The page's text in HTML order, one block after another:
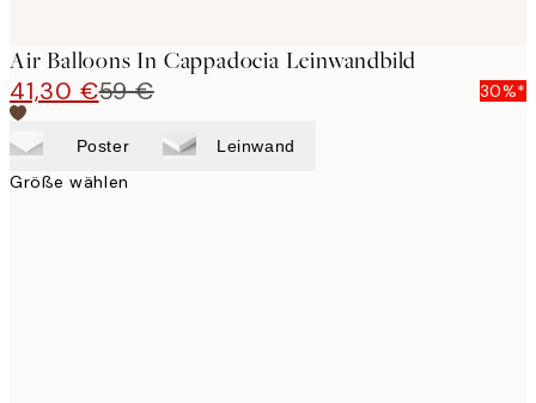
Air Balloons In Cappadocia Leinwandbild
41,30 €59 € 30%*
Poster Leinwand
Größe wählen